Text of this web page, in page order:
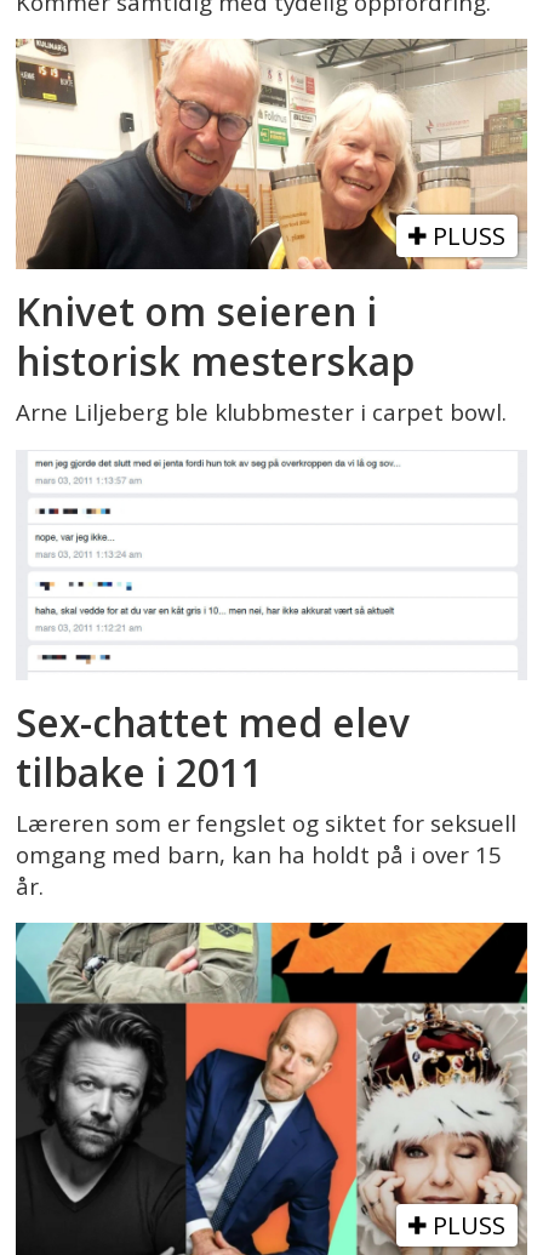
PLUSS
Knivet om seieren i
historisk mesterskap
Arne Liljeberg ble klubbmester i carpet bowl.
Sex-chattet med elev
tilbake i 2011
Læreren som er fengslet og siktet for seksuell
omgang med barn, kan ha holdt på i over 15
år.
PLUSS